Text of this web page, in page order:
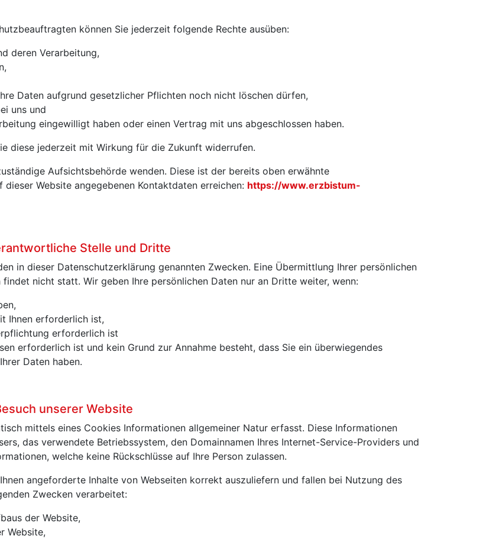
können Sie jederzeit folgende Rechte ausüben:
deren Verarbeitung,
Daten aufgrund gesetzlicher Pflichten noch nicht löschen dürfen,
uns und
eingewilligt haben oder einen Vertrag mit uns abgeschlossen haben.
diese jederzeit mit Wirkung für die Zukunft widerrufen.
Aufsichtsbehörde wenden. Diese ist der bereits oben erwähnte
Website angegebenen Kontaktdaten erreichen: https://www.erzbistum-
Stelle und Dritte
in dieser Datenschutzerklärung genannten Zwecken. Eine Übermittlung Ihrer persönlichen
nicht statt. Wir geben Ihre persönlichen Daten nur an Dritte weiter, wenn:
Ihnen erforderlich ist,
erforderlich ist
erforderlich ist und kein Grund zur Annahme besteht, dass Sie ein überwiegendes
Daten haben.
unserer Website
mittels eines Cookies Informationen allgemeiner Natur erfasst. Diese Informationen
das verwendete Betriebssystem, den Domainnamen Ihres Internet-Service-Providers und
welche keine Rückschlüsse auf Ihre Person zulassen.
angeforderte Inhalte von Webseiten korrekt auszuliefern und fallen bei Nutzung des
Zwecken verarbeitet:
der Website,
Website,